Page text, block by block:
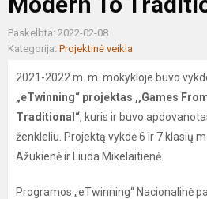
Paskelbta: 2022-02-08
Kategorija: Projektinė veikla
2021-2022 m. m. mokykloje buvo
„eTwinning“ projektas ,,Games
Traditional“, kuris ir buvo
ženkleliu. Projektą vykdė 6 ir 7 klasių
Ažukienė ir Liuda Mikelaitienė.
Programos „eTwinning“ Nacionalinė